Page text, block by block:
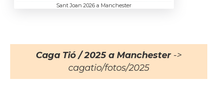
Sant Joan 2026 a Manchester
Caga Tió / 2025 a Manchester->
cagatio/fotos/2025